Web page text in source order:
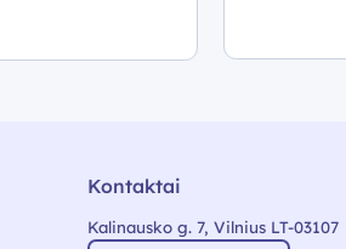
Kontaktai
Kalinausko g. 7, Vilnius LT-03107